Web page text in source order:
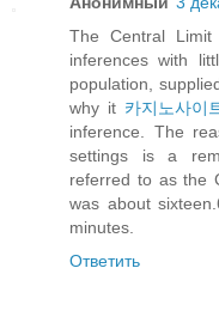
The Central
inferences with
population,
why it 카지노사이
inference. The
settings is a
referred to as the
was about
minutes.
Ответить